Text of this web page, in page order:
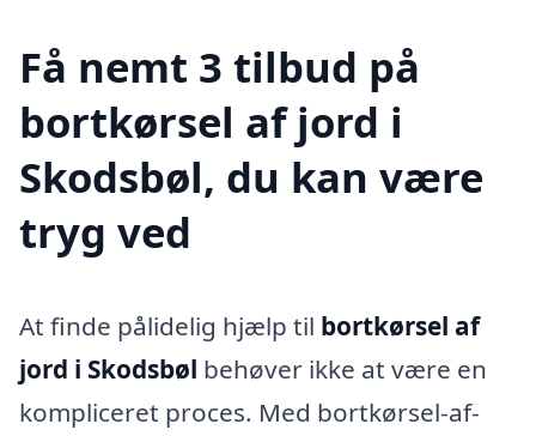
Få nemt 3 tilbud på
bortkørsel af jord i
Skodsbøl, du kan være
tryg ved
At finde pålidelig hjælp til bortkørsel af
jord i Skodsbøl behøver ikke at være en
kompliceret proces. Med bortkørsel-af-